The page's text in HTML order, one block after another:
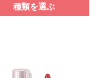
種類を選ぶ